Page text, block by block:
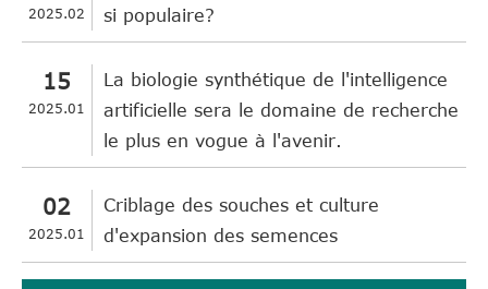
2025.02
si populaire?
15
2025.01
La biologie synthétique de l'intelligence
artificielle sera le domaine de recherche
le plus en vogue à l'avenir.
02
2025.01
Criblage des souches et culture
d'expansion des semences